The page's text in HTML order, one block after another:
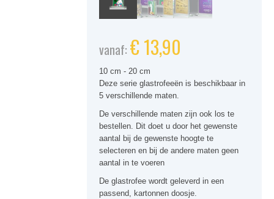
vanaf:€13,90
10 cm - 20 cm
Deze serie glastrofeeën is beschikbaar in
5 verschillende maten.
De verschillende maten zijn ook los te
bestellen. Dit doet u door het gewenste
aantal bij de gewenste hoogte te
selecteren en bij de andere maten geen
aantal in te voeren
De glastrofee wordt geleverd in een
passend, kartonnen doosje.